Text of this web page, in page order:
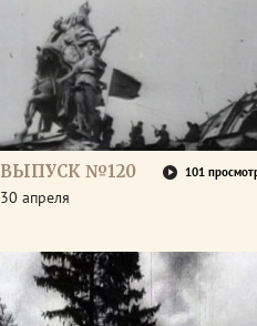
ВЫПУСК №120 101
30 апреля